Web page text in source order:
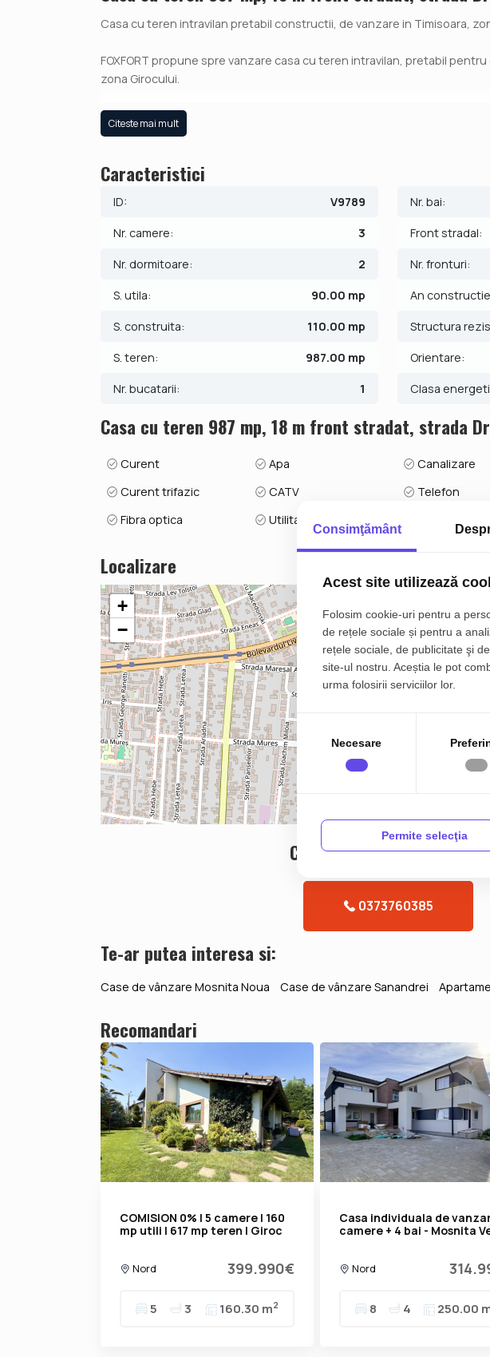
Casa cu teren intravilan pretabil constructii, de vanzare in Timisoara,
FOXFORT propune spre vanzare casa cu teren intravilan, pretabil
zona Girocului.
Terenul are o suprafata de 987 mp, cu front stradal de 18 ml si acces facil.
* Suprafata: 987 mp
* Numar fronturi: 1
Citeste mai mult
Caracteristici
ID: V9789
Nr. camere: 3
Nr. dormitoare: 2
S. utila: 90.00 mp
S. construita: 110.00 mp
S. teren: 987.00 mp
Nr. bucatarii: 1
Nr. bai:
Front stradal:
Nr. fronturi:
An
Structura
Orientare:
Clasa
Casa cu teren 987 mp, 18 m front stradat, strada
Curent Apa Canalizare
Curent trifazic
CATV Telefon
Fibra optica
Utilitati in zona
Localizare
+
−
Contacteazǎ agentul acum
0373760385
Te-ar putea interesa si:
Case de vânzare Mosnita Noua Case de vânzare Sanandrei
Recomandari
COMISION 0% | 5 camere | 160
mp utili | 617 mp teren | Giroc
Nord 399.990€
5 3 160.30 m2
Casa individuala de
camere + 4 bai - Mosnita
Nord
8 4 250.00
Consimţământ
Acest site utilizează
Folosim cookie-uri pentru a
de rețele sociale și pentru a
rețele sociale, de publicitate şi
site-ul nostru. Aceștia le pot
urma folosirii serviciilor lor.
Necesare
Permite selecţia